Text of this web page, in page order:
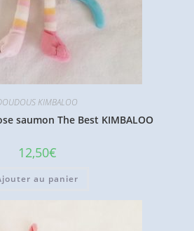
KIMBALOO
saumon The Best KIMBALOO
12,50€
au panier